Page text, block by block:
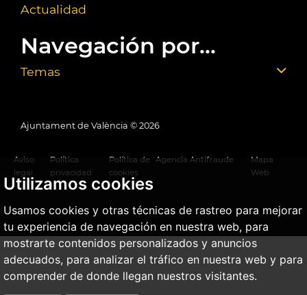
Utilizamos cookies
Usamos cookies y otras técnicas de rastreo para mejorar
tu experiencia de navegación en nuestra web, para
mostrarte contenidos personalizados y anuncios
adecuados, para analizar el tráfico en nuestra web y para
comprender de donde llegan nuestros visitantes.
Actualidad
Navegación por...
Temas
Ajuntament de València © 2026
Aviso
legal
Política
privacidad
Política de
cookies
Agencia Antifraude
Mapa
Web